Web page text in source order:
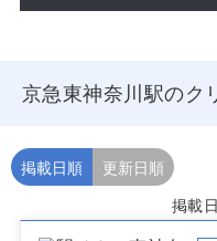
の連携動線を地図上で
予防接種の需要も平準化
物件選びでは、駅近路
が変わるため、ターゲ
ク時容量から逆算して
京急東神奈川駅のク
掲載日順 更新日順
掲載